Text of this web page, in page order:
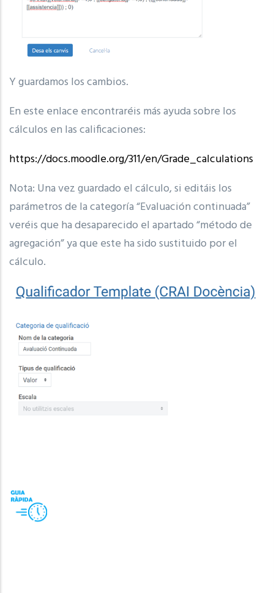
Y guardamos los cambios.
En este enlace encontraréis más ayuda sobre los
cálculos en las calificaciones:
https://docs.moodle.org/311/en/Grade_calculations
Nota: Una vez guardado el cálculo, si editáis los
parámetros de la categoría “Evaluación continuada”
veréis que ha desaparecido el apartado “método de
agregación” ya que este ha sido sustituido por el
cálculo.